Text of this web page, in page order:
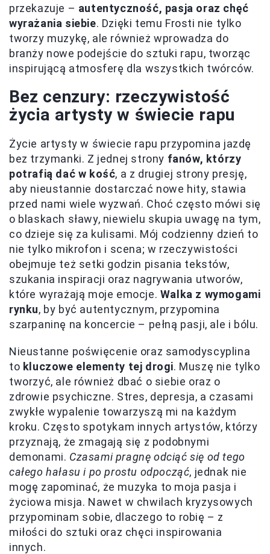
przekazuje – autentyczność, pasja oraz chęć
wyrażania siebie. Dzięki temu Frosti nie tylko
tworzy muzykę, ale również wprowadza do
branży nowe podejście do sztuki rapu, tworząc
inspirującą atmosferę dla wszystkich twórców.
Bez cenzury: rzeczywistość
życia artysty w świecie rapu
Życie artysty w świecie rapu przypomina jazdę
bez trzymanki. Z jednej strony fanów, którzy
potrafią dać w kość, a z drugiej strony presję,
aby nieustannie dostarczać nowe hity, stawia
przed nami wiele wyzwań. Choć często mówi się
o blaskach sławy, niewielu skupia uwagę na tym,
co dzieje się za kulisami. Mój codzienny dzień to
nie tylko mikrofon i scena; w rzeczywistości
obejmuje też setki godzin pisania tekstów,
szukania inspiracji oraz nagrywania utworów,
które wyrażają moje emocje. Walka z wymogami
rynku, by być autentycznym, przypomina
szarpaninę na koncercie – pełną pasji, ale i bólu.
Nieustanne poświęcenie oraz samodyscyplina
to kluczowe elementy tej drogi. Muszę nie tylko
tworzyć, ale również dbać o siebie oraz o
zdrowie psychiczne. Stres, depresja, a czasami
zwykłe wypalenie towarzyszą mi na każdym
kroku. Często spotykam innych artystów, którzy
przyznają, że zmagają się z podobnymi
demonami. Czasami pragnę odciąć się od tego
całego hałasu i po prostu odpocząć, jednak nie
mogę zapominać, że muzyka to moja pasja i
życiowa misja. Nawet w chwilach kryzysowych
przypominam sobie, dlaczego to robię – z
miłości do sztuki oraz chęci inspirowania
innych.